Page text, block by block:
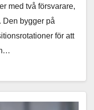
med två försvarare,
Den bygger på
för att